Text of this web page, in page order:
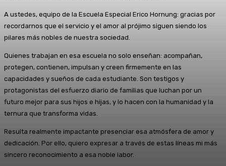
A ustedes, equipo de la Escuela Especial Erico Hornung: gracias por
recordarnos que el servicio y el amor al prójimo siguen siendo los
pilares más nobles de nuestra sociedad.
Quienes trabajan en esa escuela no solo enseñan: acompañan,
protegen, contienen, impulsan y creen firmemente en las
capacidades y sueños de cada estudiante. Son testigos y
protagonistas del esfuerzo diario de familias que luchan por un
futuro mejor para sus hijos e hijas, y lo hacen con la humanidad y la
ternura que transforma vidas.
Resulta realmente impactante presenciar esa atmósfera de amor y
dedicación. Por ello, quiero expresar a través de estas líneas mi más
sincero reconocimiento a esa noble labor.